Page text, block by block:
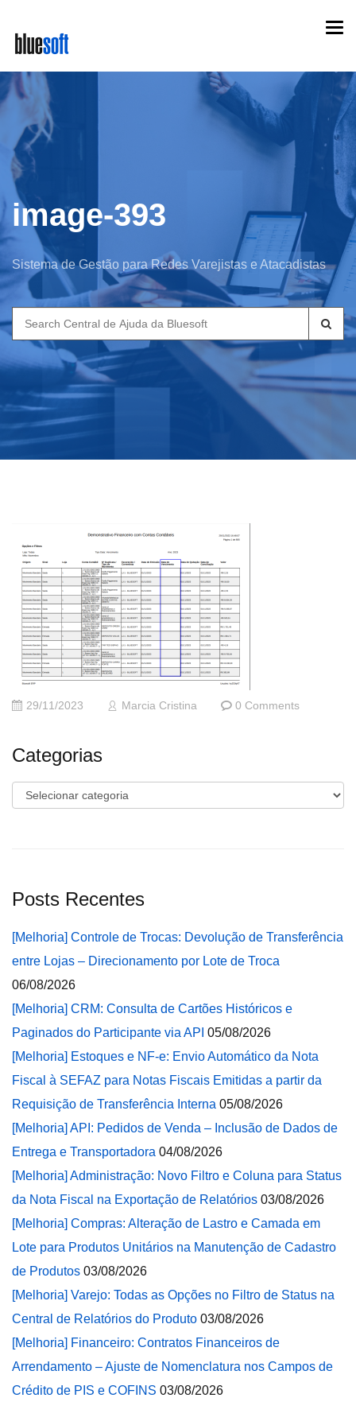
main
content
image-393
Sistema de Gestão para Redes Varejistas e Atacadistas
Search
for:
29/11/2023 Marcia Cristina 0 Comments
Categorias
Categorias
Posts Recentes
[Melhoria] Controle de Trocas: Devolução de Transferência
entre Lojas – Direcionamento por Lote de Troca
06/08/2026
[Melhoria] CRM: Consulta de Cartões Históricos e
Paginados do Participante via API 05/08/2026
[Melhoria] Estoques e NF-e: Envio Automático da Nota
Fiscal à SEFAZ para Notas Fiscais Emitidas a partir da
Requisição de Transferência Interna 05/08/2026
[Melhoria] API: Pedidos de Venda – Inclusão de Dados de
Entrega e Transportadora 04/08/2026
[Melhoria] Administração: Novo Filtro e Coluna para Status
da Nota Fiscal na Exportação de Relatórios 03/08/2026
[Melhoria] Compras: Alteração de Lastro e Camada em
Lote para Produtos Unitários na Manutenção de Cadastro
de Produtos 03/08/2026
[Melhoria] Varejo: Todas as Opções no Filtro de Status na
Central de Relatórios do Produto 03/08/2026
[Melhoria] Financeiro: Contratos Financeiros de
Arrendamento – Ajuste de Nomenclatura nos Campos de
Crédito de PIS e COFINS 03/08/2026